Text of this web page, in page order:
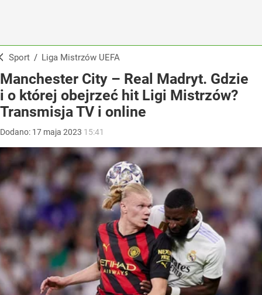
Sport / Liga Mistrzów UEFA
Manchester City – Real Madryt. Gdzie
i o której obejrzeć hit Ligi Mistrzów?
Transmisja TV i online
Dodano: 17 maja 2023 15:41